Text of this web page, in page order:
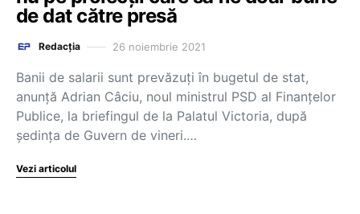
de dat către presă
Redacția 26 noiembrie 2021
Banii de salarii sunt prevăzuți în bugetul de stat,
anunță Adrian Câciu, noul ministrul PSD al Finanțelor
Publice, la briefingul de la Palatul Victoria, după
ședința de Guvern de vineri.…
Vezi articolul